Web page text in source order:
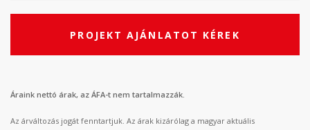
PROJEKT AJÁNLATOT KÉREK
Áraink nettó árak, az ÁFA-t nem tartalmazzák.
Az árváltozás jogát fenntartjuk. Az árak kizárólag a magyar aktuális